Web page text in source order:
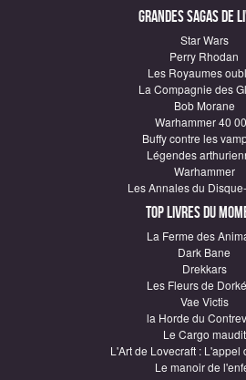
Grandes sagas de
Star Wars
Perry Rhodan
Les Royaumes
La Compagnie des
Bob Morane
Warhammer 40
Buffy contre les
Légendes
Warhammer
Les Annales du
Top Livres du
La Ferme des
Dark Bane
Drekkars
Les Fleurs de
Vae Victis
la Horde du
Le Cargo maudit
L'Art de Lovecraft : L'appel
Le manoir de